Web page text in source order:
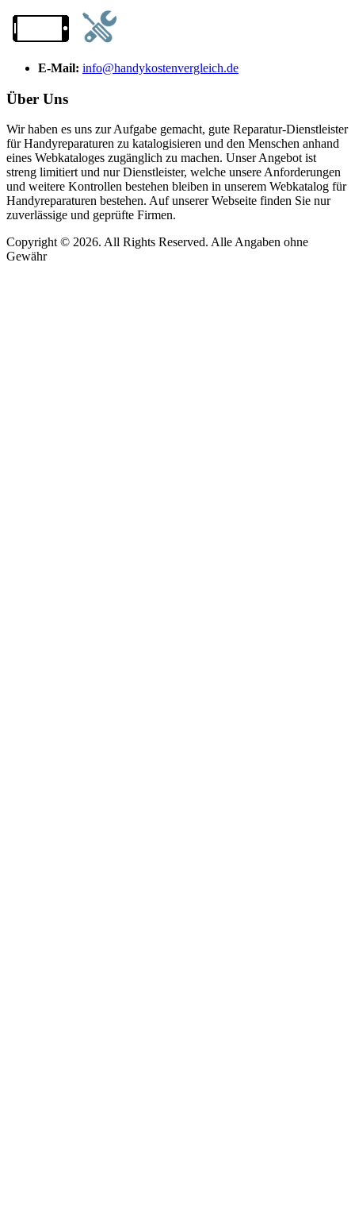
E-Mail: info@handykostenvergleich.de
Über Uns
Wir haben es uns zur Aufgabe gemacht, gute Reparatur-Dienstleister
für Handyreparaturen zu katalogisieren und den Menschen anhand
eines Webkataloges zugänglich zu machen. Unser Angebot ist
streng limitiert und nur Dienstleister, welche unsere Anforderungen
und weitere Kontrollen bestehen bleiben in unserem Webkatalog für
Handyreparaturen bestehen. Auf unserer Webseite finden Sie nur
zuverlässige und geprüfte Firmen.
Copyright © 2026. All Rights Reserved. Alle Angaben ohne
Gewähr